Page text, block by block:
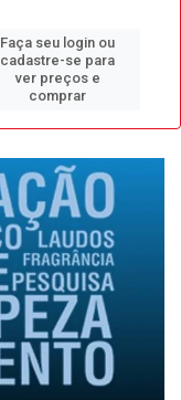
Faça seu login ou
cadastre-se para
ver preços e
comprar